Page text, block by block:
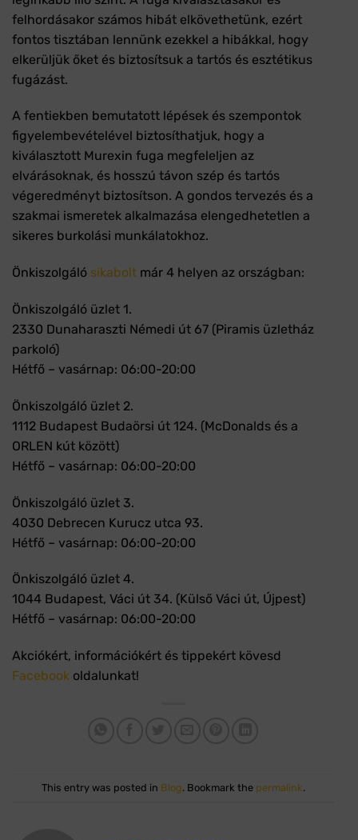
felhordásakor számos hibát elkövethetünk, ezért
fontos tisztában lennünk ezekkel a hibákkal, hogy
elkerüljük őket és biztosítsuk a tartós és esztétikus
fugázást.
A fentiekben bemutatott lépések és szempontok
figyelembevételével biztosíthatjuk, hogy a
kiválasztott Murexin fuga megfeleljen az
elvárásoknak, és hosszú távon szép és tartós
végeredményt biztosítson. A gondos tervezés és a
szakmai ismeretek alkalmazása elengedhetetlen a
sikeres burkolási munkálatokhoz.
Önkiszolgáló sikabolt már 4 helyen az országban:
Önkiszolgáló üzlet 1.
2330 Dunaharaszti Némedi út 67 (Piramis üzletház
parkoló)
Hétfő – vasárnap: 06:00-20:00
Önkiszolgáló üzlet 2.
1112 Budapest Budaörsi út 124. (McDonalds és a
ORLEN kút között)
Hétfő – vasárnap: 06:00-20:00
Önkiszolgáló üzlet 3.
4030 Debrecen Kurucz utca 93.
Hétfő – vasárnap: 06:00-20:00
Önkiszolgáló üzlet 4.
1044 Budapest, Váci út 34. (Külső Váci út, Újpest)
Hétfő – vasárnap: 06:00-20:00
Akciókért, információkért és tippekért kövesd
Facebook oldalunkat!
This entry was posted in Blog. Bookmark the permalink.